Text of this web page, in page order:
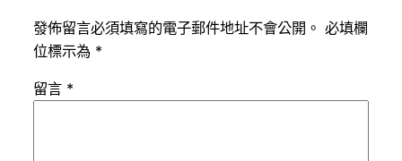
發佈留言必須填寫的電子郵件地址不會公開。 必填欄
位標示為 *
留言 *